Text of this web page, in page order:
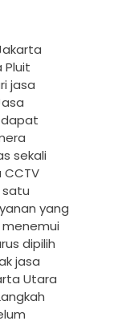
Pluit
jasa
dapat
sekali
yang
dipilih
jasa
Utara